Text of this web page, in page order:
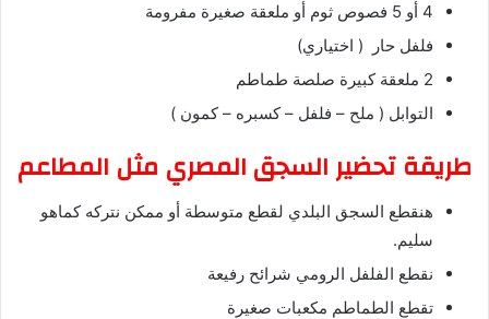
4 أو 5 فصوص ثوم أو ملعقة صغيرة مفرومة
فلفل حار ( اختياري)
2 ملعقة كبيرة صلصة طماطم
التوابل ( ملح – فلفل – كسبره – كمون )
طريقة تحضير السجق المصري مثل المطاعم
هنقطع السجق البلدي لقطع متوسطة أو ممكن نتركه كماهو
سليم.
نقطع الفلفل الرومي شرائح رفيعة
تقطع الطماطم مكعبات صغيرة